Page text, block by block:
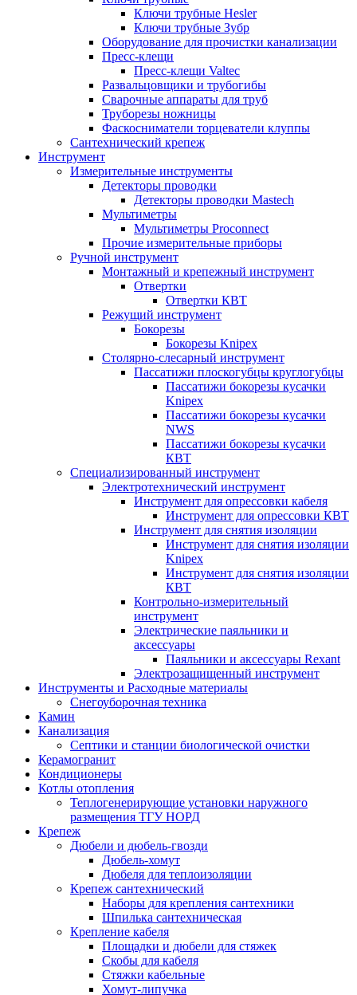
Ключи трубные Hesler
Ключи трубные Зубр
Оборудование для прочистки канализации
Пресс-клещи
Пресс-клещи Valtec
Развальцовщики и трубогибы
Сварочные аппараты для труб
Труборезы ножницы
Фаскосниматели торцеватели клуппы
Сантехнический крепеж
Инструмент
Измерительные инструменты
Детекторы проводки
Детекторы проводки Mastech
Мультиметры
Мультиметры Proconnect
Прочие измерительные приборы
Ручной инструмент
Монтажный и крепежный инструмент
Отвертки
Отвертки КВТ
Режущий инструмент
Бокорезы
Бокорезы Knipex
Столярно-слесарный инструмент
Пассатижи плоскогубцы круглогубцы
Пассатижи бокорезы кусачки
Knipex
Пассатижи бокорезы кусачки
NWS
Пассатижи бокорезы кусачки
КВТ
Специализированный инструмент
Электротехнический инструмент
Инструмент для опрессовки кабеля
Инструмент для опрессовки КВТ
Инструмент для снятия изоляции
Инструмент для снятия изоляции
Knipex
Инструмент для снятия изоляции
КВТ
Контрольно-измерительный
инструмент
Электрические паяльники и
аксессуары
Паяльники и аксессуары Rexant
Электрозащищенный инструмент
Инструменты и Расходные материалы
Снегоуборочная техника
Камин
Канализация
Септики и станции биологической очистки
Керамогранит
Кондиционеры
Котлы отопления
Теплогенерирующие установки наружного
размещения ТГУ НОРД
Крепеж
Дюбели и дюбель-гвозди
Дюбель-хомут
Дюбеля для теплоизоляции
Крепеж сантехнический
Наборы для крепления сантехники
Шпилька сантехническая
Крепление кабеля
Площадки и дюбели для стяжек
Скобы для кабеля
Стяжки кабельные
Хомут-липучка